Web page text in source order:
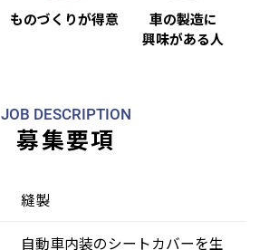
ものづくりが得意
車の製造に
興味がある人
JOB DESCRIPTION
募集要項
縫製
自動車内装のシートカバーを生